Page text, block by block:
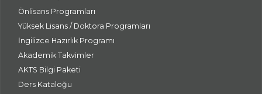
Önlisans Programları
Yüksek Lisans / Doktora Programları
İngilizce Hazırlık Programı
Akademik Takvimler
AKTS Bilgi Paketi
Ders Kataloğu